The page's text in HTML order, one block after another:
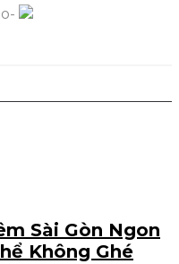
Sài Gòn Ngon
Không Ghé